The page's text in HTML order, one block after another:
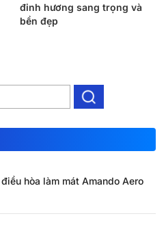
đinh hương sang trọng và
bền đẹp
hòa làm mát Amando Aero